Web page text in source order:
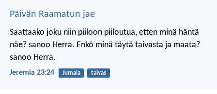
Päivän Raamatun jae
Saattaako joku niin piiloon piiloutua, etten minä häntä
näe? sanoo Herra. Enkö minä täytä taivasta ja maata?
sanoo Herra.
Jeremia 23:24 Jumala taivas